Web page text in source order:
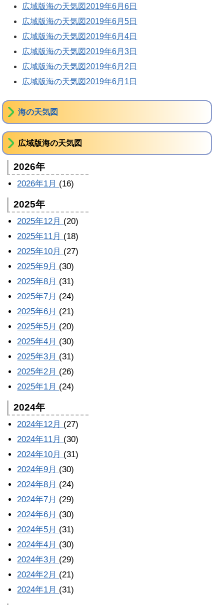
広域版海の天気図2019年6月6日
広域版海の天気図2019年6月5日
広域版海の天気図2019年6月4日
広域版海の天気図2019年6月3日
広域版海の天気図2019年6月2日
広域版海の天気図2019年6月1日
海の天気図
広域版海の天気図
2026年
2026年1月 (16)
2025年
2025年12月 (20)
2025年11月 (18)
2025年10月 (27)
2025年9月 (30)
2025年8月 (31)
2025年7月 (24)
2025年6月 (21)
2025年5月 (20)
2025年4月 (30)
2025年3月 (31)
2025年2月 (26)
2025年1月 (24)
2024年
2024年12月 (27)
2024年11月 (30)
2024年10月 (31)
2024年9月 (30)
2024年8月 (24)
2024年7月 (29)
2024年6月 (30)
2024年5月 (31)
2024年4月 (30)
2024年3月 (29)
2024年2月 (21)
2024年1月 (31)